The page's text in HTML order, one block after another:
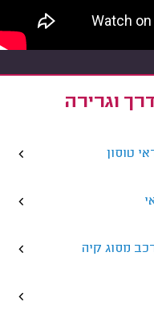
וגרירה
טוסון
מסוג קיה